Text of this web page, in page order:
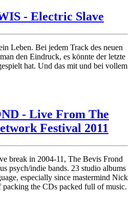
- Electric Slave
Leben. Bei jedem Track des neuen
den Eindruck, es könnte der letzte
hat. Und das mit und bei vollem
- Live From The
Festival 2011
break in 2004-11, The Bevis Frond
psych/indie bands. 23 studio albums
especially since mastermind Nick
packing the CDs packed full of music.